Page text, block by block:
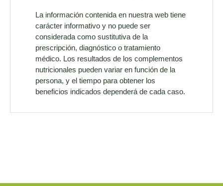
La información contenida en nuestra web tiene
carácter informativo y no puede ser
considerada como sustitutiva de la
prescripción, diagnóstico o tratamiento
médico. Los resultados de los complementos
nutricionales pueden variar en función de la
persona, y el tiempo para obtener los
beneficios indicados dependerá de cada caso.